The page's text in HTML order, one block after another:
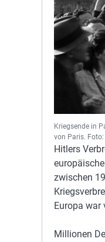
Kriegsende in
von Paris.
Hitlers
zwischen
Europa war
Millionen